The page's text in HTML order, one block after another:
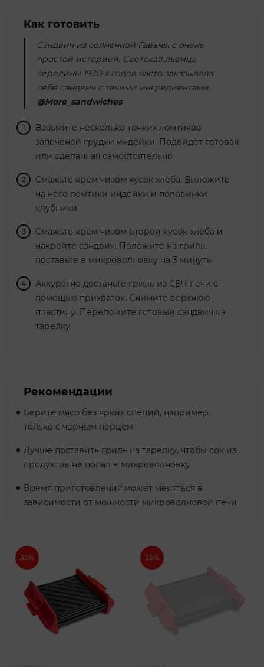
Как готовить
Сэндвич из солнечной Гаваны с очень
простой историей. Светская львица
середины 1920-х годов часто заказывала
себе сэндвич с такими ингредиентами.
@More_sandwiches
Возьмите несколько тонких ломтиков
запеченой грудки индейки. Подойдет готовая
или сделанная самостоятельно
Смажьте крем чизом кусок хлеба. Выложите
на него ломтики индейки и половинки
клубники
Смажьте крем чизом второй кусок хлеба и
накройте сэндвич. Положите на гриль,
поставьте в микроволновку на 3 минуты
Аккуратно достаньте гриль из СВЧ-печи с
помощью прихваток. Снимите верхнюю
пластину. Переложите готовый сэндвич на
тарелку
Рекомендации
Берите мясо без ярких специй, например,
только с черным перцем
Лучше поставить гриль на тарелку, чтобы сок из
продуктов не попал в микроволновку
Время приготовления может меняться в
зависимости от мощности микроволновой печи
35% 35%